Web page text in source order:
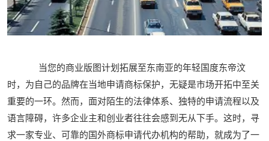
当您的商业版图计划拓展至东南亚的年轻国度东帝汶
时，为自己的品牌在当地申请商标保护，无疑是市场开拓中至关
重要的一环。然而，面对陌生的法律体系、独特的申请流程以及
语言障碍，许多企业主和创业者往往会感到无从下手。这时，寻
求一家专业、可靠的国外商标申请代办机构的帮助，就成为了一